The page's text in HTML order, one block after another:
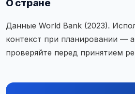
О стране
Данные World Bank (2023).
контекст при планировании —
проверяйте перед принятием